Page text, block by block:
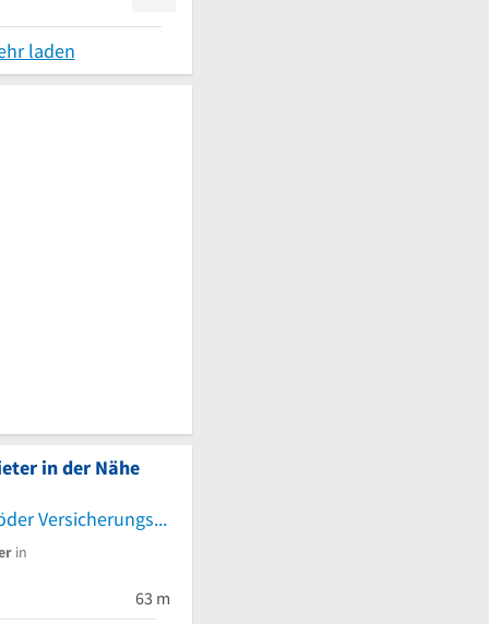
laden
in der Nähe
Manfred Schröder Versicherungs- und Immobilienmakler e. Kfm.
in
63 m